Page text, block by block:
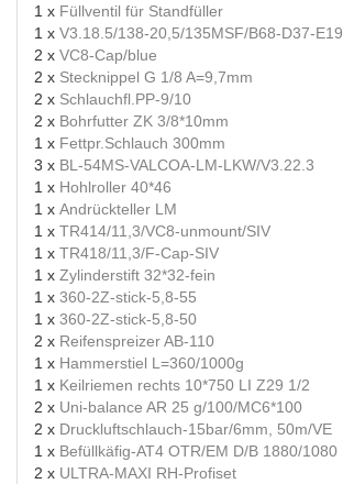
1 x Füllventil für Standfüller
1 x V3.18.5/138-20,5/135MSF/B68-D37-E19
2 x VC8-Cap/blue
2 x Stecknippel G 1/8 A=9,7mm
2 x Schlauchfl.PP-9/10
2 x Bohrfutter ZK 3/8*10mm
1 x Fettpr.Schlauch 300mm
3 x BL-54MS-VALCOA-LM-LKW/V3.22.3
1 x Hohlroller 40*46
1 x Andrückteller LM
1 x TR414/11,3/VC8-unmount/SIV
1 x TR418/11,3/F-Cap-SIV
1 x Zylinderstift 32*32-fein
1 x 360-2Z-stick-5,8-55
1 x 360-2Z-stick-5,8-50
2 x Reifenspreizer AB-110
1 x Hammerstiel L=360/1000g
1 x Keilriemen rechts 10*750 LI Z29 1/2
2 x Uni-balance AR 25 g/100/MC6*100
2 x Druckluftschlauch-15bar/6mm, 50m/VE
1 x Befüllkäfig-AT4 OTR/EM D/B 1880/1080
2 x ULTRA-MAXI RH-Profiset